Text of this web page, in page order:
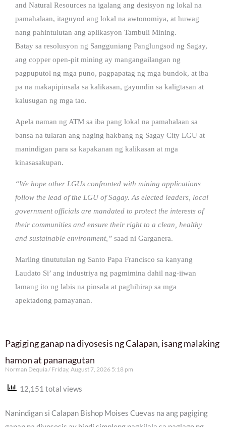
and Natural Resources na igalang ang desisyon ng lokal na
pamahalaan, itaguyod ang lokal na awtonomiya, at huwag
nang pahintulutan ang aplikasyon Tambuli Mining.
Batay sa resolusyon ng Sangguniang Panglungsod ng Sagay,
ang copper open-pit mining ay mangangailangan ng
pagpuputol ng mga puno, pagpapatag ng mga bundok, at iba
pa na makapipinsala sa kalikasan, gayundin sa kaligtasan at
kalusugan ng mga tao.
Apela naman ng ATM sa iba pang lokal na pamahalaan sa
bansa na tularan ang naging hakbang ng Sagay City LGU at
manindigan para sa kapakanan ng kalikasan at mga
kinasasakupan.
“We hope other LGUs confronted with mining applications
follow the lead of the LGU of Sagay. As elected leaders, local
government officials are mandated to protect the interests of
their communities and ensure their right to a clean, healthy
and sustainable environment,” saad ni Garganera.
Mariing tinututulan ng Santo Papa Francisco sa kanyang
Laudato Si’ ang industriya ng pagmimina dahil nag-iiwan
lamang ito ng labis na pinsala at paghihirap sa mga
apektadong pamayanan.
Pagiging ganap na diyosesis ng Calapan, isang malaking
hamon at pananagutan
Norman Dequia Friday, August 7, 2026 5:18 pm
12,151 total views
Nanindigan si Calapan Bishop Moises Cuevas na ang pagiging